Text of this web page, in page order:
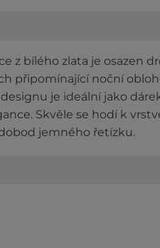
z bílého zlata je osazen
připomínající noční
je ideální jako
Skvěle se hodí k
jemného řetízku.